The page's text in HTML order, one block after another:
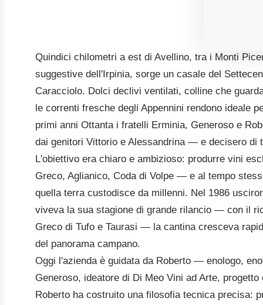
Quindici chilometri a est di Avellino, tra i Monti
suggestive dell'Irpinia, sorge un casale del
Caracciolo. Dolci declivi ventilati, colline che
le correnti fresche degli Appennini rendono ideale
primi anni Ottanta i fratelli Erminia, Generoso e
dai genitori Vittorio e Alessandrina — e decisero di
L'obiettivo era chiaro e ambizioso: produrre vini
Greco, Aglianico, Coda di Volpe — e al tempo
quella terra custodisce da millenni. Nel 1986
viveva la sua stagione di grande rilancio — con il
Greco di Tufo e Taurasi — la cantina cresceva
del panorama campano.
Oggi l'azienda è guidata da Roberto — enologo,
Generoso, ideatore di Di Meo Vini ad Arte,
Roberto ha costruito una filosofia tecnica precisa: